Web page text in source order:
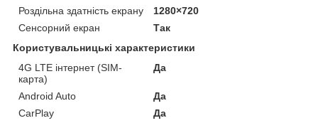
Роздільна здатність екрану
1280×720
Сенсорний екран
Так
Користувальницькі характеристики
4G LTE інтернет (SIM-
карта)
Да
Android Auto
Да
CarPlay
Да